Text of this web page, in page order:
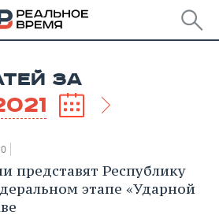
ЗА
представят Республику
этапе «Ударной